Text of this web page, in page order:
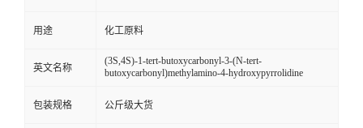
用途 化工原料
英文名称
(3S,4S)-1-tert-butoxycarbonyl-3-(N-tert-
butoxycarbonyl)methylamino-4-hydroxypyrrolidine
包装规格 公斤级大货